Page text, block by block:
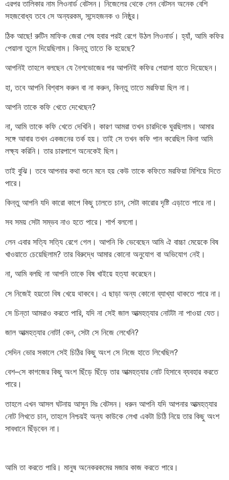
এরপর তালিকার নাম লিওনার্ড বেটসন। নিজেলের থেকে লেন বেটসন অনেক বেশি
সহজবোধ্য তবে সে অন্যরকম, সন্দেহজনক ও নিষ্ঠুর।
ঠিক আছে! রুটিন মাফিক জেরা শেষ হবার পরই রেগে উঠল লিওনার্ড। হ্যাঁ, আমি কফির
পেয়ালা তুলে দিয়েছিলাম। কিন্তু তাতে কি হয়েছে?
আপনিই তাহলে বলছেন যে নৈশভোজের পর আপনিই কফির পেয়ালা হাতে দিয়েছেন।
হা, তবে আপনি বিশ্বাস করুন বা না করুন, কিন্তু তাতে মরফিয়া ছিল না।
আপনি তাকে কফি খেতে দেখেছেন?
না, আমি তাকে কফি খেতে দেখিনি। কারণ আমরা তখন চারদিকে ঘুরছিলাম। আমার
সঙ্গে আবার তখন একজনের তর্ক হয়। তাই সে তখন কফি পান করেছিল কিনা আমি
লক্ষ্য করিনি। তার চারপাশে অনেকেই ছিল।
তাই বুঝি। তবে আপনার কথা শুনে মনে হয় কেউ তাকে কফিতে মরফিয়া মিশিয়ে দিতে
পারে।
কিন্তু আপনি যদি কারো কাপে কিছু ঢালতে চান, সেটা কারোর দৃষ্টি এড়াতে পারে না।
সব সময় সেটা সম্ভব নাও হতে পারে। শার্প বললো।
লেন এবার সত্যি সত্যি রেগে গেল। আপনি কি ভেবেছেন আমি ঐ বাচ্চা মেয়েকে বিষ
খাওয়াতে চেয়েছিলাম? তার বিরুদ্ধে আমার কোনো অনুযোগ বা অভিযোগ নেই।
না, আমি বলছি না আপনি তাকে বিষ খাইয়ে হত্যা করেছেন।
সে নিজেই হয়তো বিষ খেয়ে থাকবে। এ ছাড়া অন্য কোনো ব্যাখ্যা থাকতে পারে না।
সে চিন্তা আমরাও করতে পারি, যদি না সেই জাল আত্মহত্যার নোটটা না পাওয়া যেত।
জাল আত্মহত্যার নোট! কেন, সেটা সে নিজে লেখেনি?
সেদিন ভোর সকালে সেই চিঠির কিছু অংশ সে নিজে হাতে লিখেছিল?
বেশ–সে কাগজের কিছু অংশ ছিঁড়ে ছিঁড়ে তার আত্মহত্যার নোট হিসাবে ব্যবহার করতে
পারে।
তাহলে এখন আসল ঘটনায় আসুন মিঃ বেটসন। ধরুন আপনি যদি আপনার আত্মহত্যার
নোট লিখতে চান, তাহলে নিশ্চয়ই অন্য কাউকে লেখা একটা চিঠি নিয়ে তার কিছু অংশ
সাবধানে ছিঁড়বেন না।
আমি তা করতে পারি। মানুষ অনেকরকমের মজার কাজ করতে পারে।